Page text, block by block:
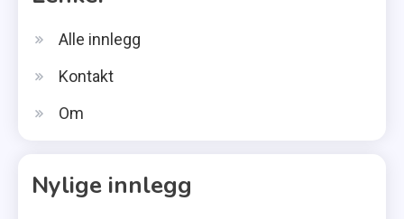
Alle innlegg
Kontakt
Om
Nylige innlegg